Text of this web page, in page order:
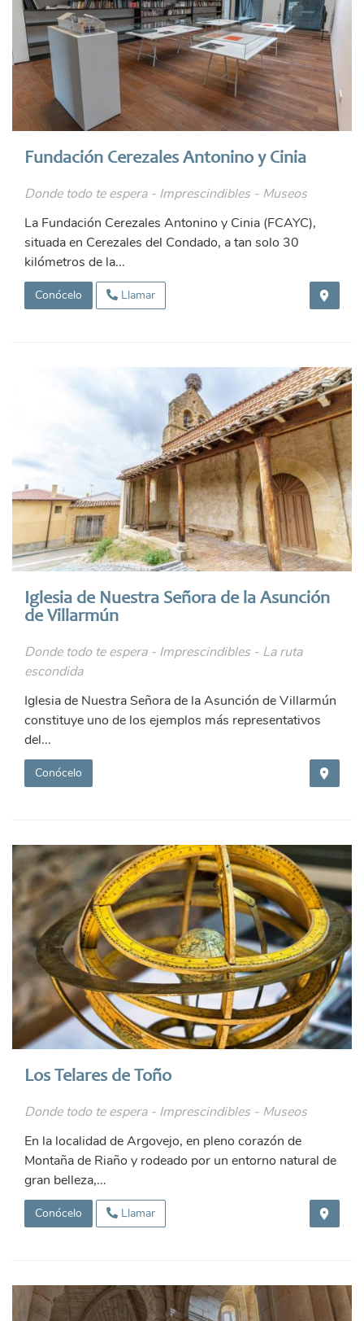
Fundación Cerezales Antonino y Cinia
Donde todo te espera - Imprescindibles - Museos
La Fundación Cerezales Antonino y Cinia (FCAYC),
situada en Cerezales del Condado, a tan solo 30
kilómetros de la...
Conócelo Llamar
Iglesia de Nuestra Señora de la Asunción
de Villarmún
Donde todo te espera - Imprescindibles - La ruta
escondida
Iglesia de Nuestra Señora de la Asunción de Villarmún
constituye uno de los ejemplos más representativos
del...
Conócelo
Los Telares de Toño
Donde todo te espera - Imprescindibles - Museos
En la localidad de Argovejo, en pleno corazón de
Montaña de Riaño y rodeado por un entorno natural de
gran belleza,...
Conócelo Llamar